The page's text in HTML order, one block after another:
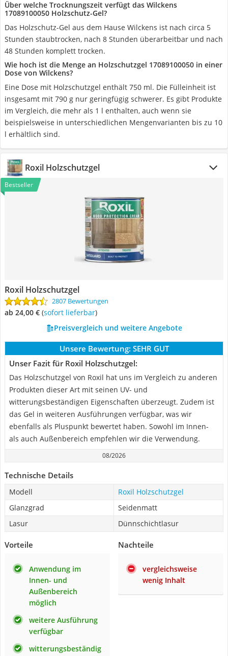
Über welche Trocknungszeit verfügt das Wilckens
17089100050 Holzschutz-Gel?
Das Holzschutz-Gel aus dem Hause Wilckens ist nach circa 5
Stunden staubtrocken, nach 8 Stunden überarbeitbar und nach
48 Stunden komplett trocken.
Wie hoch ist die Menge an Holzschutzgel 17089100050 in einer
Dose von Wilckens?
Eine Dose mit Holzschutzgel enthält 750 ml. Die Fülleinheit ist
insgesamt mit 790 g nur geringfügig schwerer. Es gibt Produkte
im Vergleich, die mehr als 1 l enthalten, auch wenn sie
beispielsweise in unterschiedlichen Mengenvarianten bis zu 10
l erhältlich sind.
Roxil Holzschutzgel
Bestseller
Roxil Holzschutzgel
2807 Bewertungen
ab 24,00 € ( Sofort lieferbar)
Preisvergleich und weitere Angebote
Unsere Bewertung: SEHR GUT
Unser Fazit für Roxil Holzschutzgel:
Das Holzschutzgel von Roxil hat uns im Vergleich zu anderen
Produkten dieser Art mit seinen UV- und
witterungsbeständigen Eigenschaften überzeugt. Zudem ist
das Gel in weiteren Ausführungen verfügbar, was wir
ebenfalls als Pluspunkt bewertet haben. Sowohl im Innen-
als auch Außenbereich empfehlen wir die Verwendung.
08/2026
Technische Details
Modell
Roxil Holzschutzgel
Glanzgrad
Seidenmatt
Lasur
Dünnschichtlasur
Vorteile
Anwendung im
Innen- und
Außenbereich
möglich
weitere Ausführung
verfügbar
witterungsbeständig
Nachteile
vergleichsweise
wenig Inhalt